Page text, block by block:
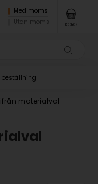
Med moms
Utan moms
KORG
vardagar
materialval